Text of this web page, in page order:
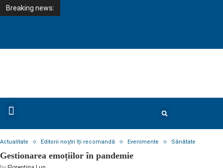
Breaking news:
Gestionarea emoțiilor în pandemie
Actualitate Editorii noștri îți recomandă Evenimente Sănătate
Gestionarea emoțiilor în pandemie